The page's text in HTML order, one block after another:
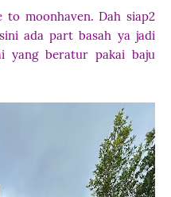
to moonhaven. Dah siap2
ada part basah ya jadi
yang beratur pakai baju